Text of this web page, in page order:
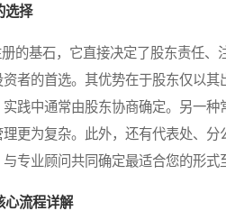
选择
基石，它直接决定了股东责任、
者的首选。其优势在于股东仅以其
践中通常由股东协商确定。另一
更为复杂。此外，还有代表处、
专业顾问共同确定最适合您的形式
心流程详解